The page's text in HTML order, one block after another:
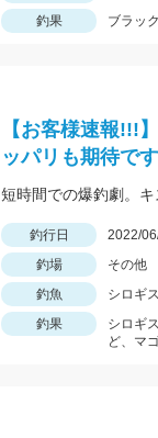
釣果
ブラッ
【お客様速報!!!
ッパリも期待で
短時間での爆釣劇。
釣行日 2022/
釣場
その他
釣魚
シロギ
釣果
シロギ
ど、マ